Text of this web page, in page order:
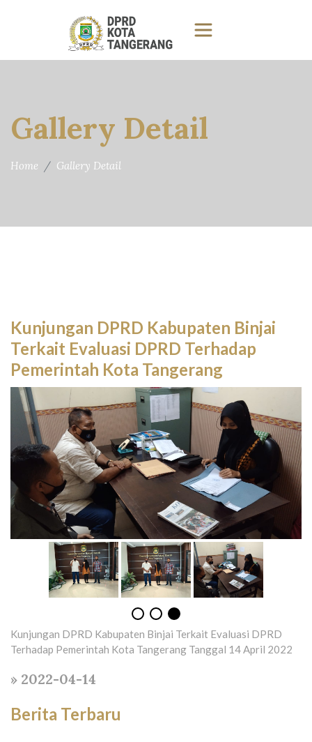
Gallery Detail
Home Gallery Detail
Kunjungan DPRD Kabupaten Binjai
Terkait Evaluasi DPRD Terhadap
Pemerintah Kota Tangerang
Kunjungan DPRD Kabupaten Binjai Terkait Evaluasi DPRD
Terhadap Pemerintah Kota Tangerang Tanggal 14 April 2022
» 2022-04-14
Berita Terbaru